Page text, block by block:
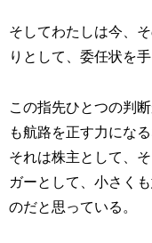
そしてわたしは今、
りとして、委任状を手
この指先ひとつの判
も航路を正す力になる
それは株主として、
ガーとして、小さく
のだと思っている。